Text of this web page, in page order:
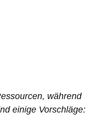
während
einige Vorschläge: